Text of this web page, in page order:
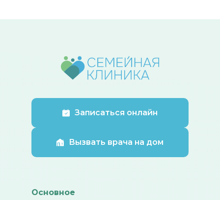
Основное
Записаться онлайн
Вызвать врача на дом